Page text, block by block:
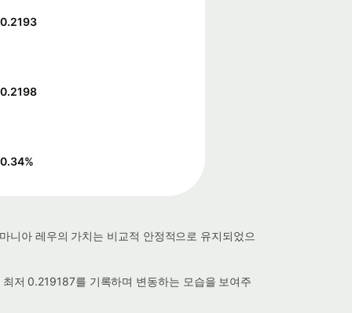
0.2193
0.2198
0.34%
아 레우의 가치는 비교적 안정적으로 유지되었으
저 0.219187를 기록하며 변동하는 모습을 보여주